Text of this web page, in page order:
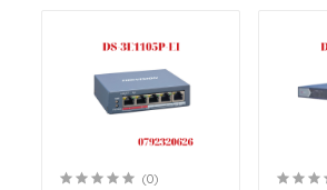
(0)